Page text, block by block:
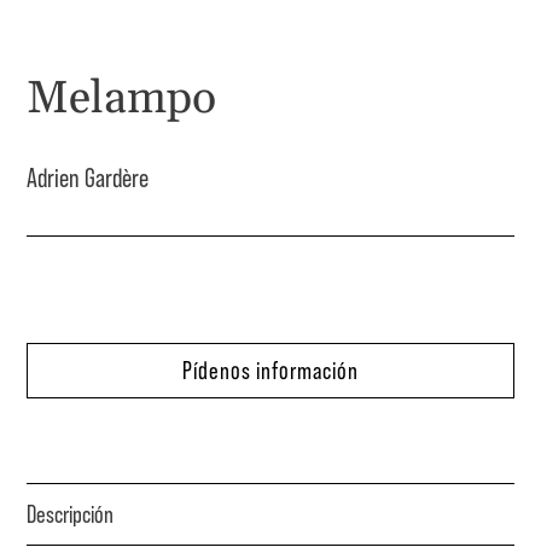
Melampo
Adrien Gardère
Pídenos información
Descripción